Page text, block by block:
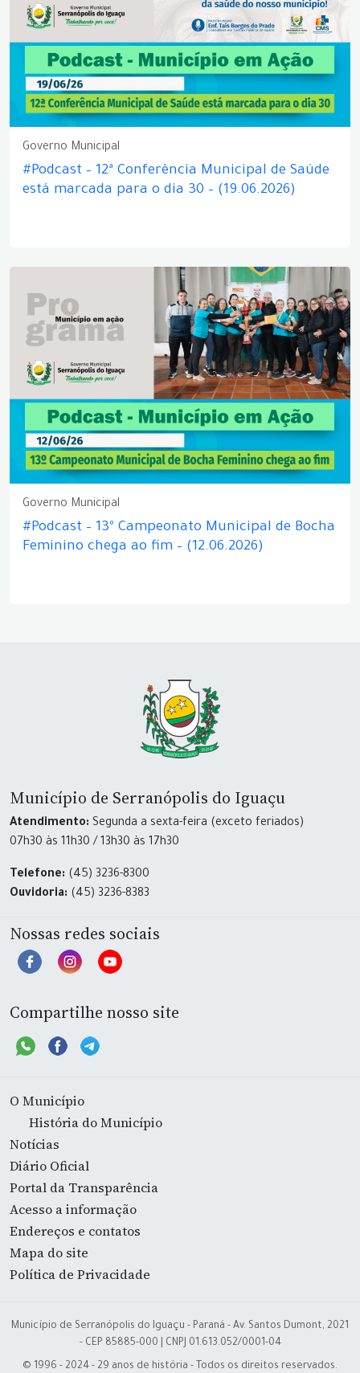
Governo Municipal
#Podcast – 12ª Conferência Municipal de Saúde
está marcada para o dia 30 – (19.06.2026)
Governo Municipal
#Podcast – 13º Campeonato Municipal de Bocha
Feminino chega ao fim – (12.06.2026)
Município de Serranópolis do Iguaçu
Atendimento: Segunda a sexta-feira (exceto feriados)
07h30 às 11h30 / 13h30 às 17h30
Telefone: (45) 3236-8300
Ouvidoria: (45) 3236-8383
Nossas redes sociais
Compartilhe nosso site
O Município
História do Município
Notícias
Diário Oficial
Portal da Transparência
Acesso a informação
Endereços e contatos
Mapa do site
Política de Privacidade
Município de Serranópolis do Iguaçu - Paraná - Av. Santos Dumont, 2021
- CEP 85885-000 | CNPJ 01.613.052/0001-04
© 1996 - 2024 - 29 anos de história - Todos os direitos reservados.